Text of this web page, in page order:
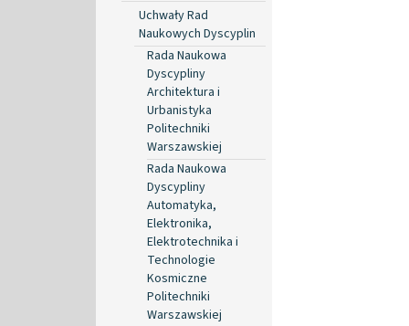
Uchwały Rad
Naukowych Dyscyplin
Rada Naukowa
Dyscypliny
Architektura i
Urbanistyka
Politechniki
Warszawskiej
Rada Naukowa
Dyscypliny
Automatyka,
Elektronika,
Elektrotechnika i
Technologie
Kosmiczne
Politechniki
Warszawskiej